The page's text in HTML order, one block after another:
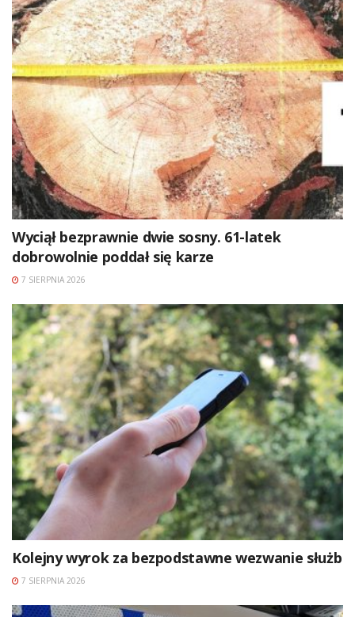
Wyciął bezprawnie dwie sosny. 61-latek
dobrowolnie poddał się karze
7 SIERPNIA 2026
Kolejny wyrok za bezpodstawne wezwanie służb
7 SIERPNIA 2026